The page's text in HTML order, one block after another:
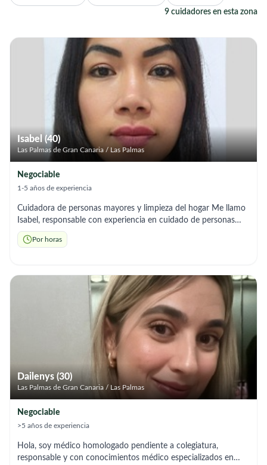
9 cuidadores en esta zona
Isabel (40)
Las Palmas de Gran Canaria / Las Palmas
Negociable
1-5 años de experiencia
Cuidadora de personas mayores y limpieza del hogar Me llamo
Isabel, responsable con experiencia en cuidado de personas
mayores y tareas domésticas. Ofrezco ayuda con
acompañamiento, preparación de comidas, limpieza del hogar y
disponibilidad por horas o jornada completa. Hablo inglés
intermedio y puedo adaptarme a las necesidades de cada
familia. Disponible para entrevista.
Por horas
Dailenys (30)
Las Palmas de Gran Canaria / Las Palmas
Negociable
>5 años de experiencia
Hola, soy médico homologado pendiente a colegiatura,
responsable y con conocimientos médico especializados en